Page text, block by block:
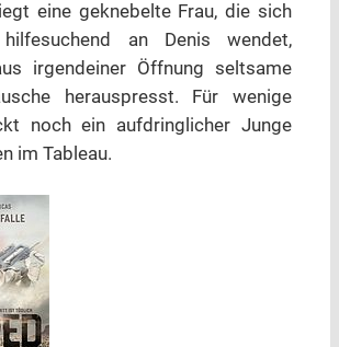
eine geknebelte Frau, die sich
an Denis wendet,
irgendeiner Öffnung seltsame
herauspresst. Für wenige
noch ein aufdringlicher Junge
im Tableau.